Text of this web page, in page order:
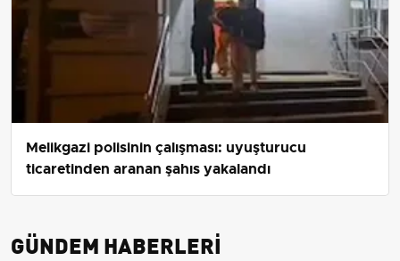
Melikgazi polisinin çalışması: uyuşturucu
ticaretinden aranan şahıs yakalandı
GÜNDEM HABERLERI